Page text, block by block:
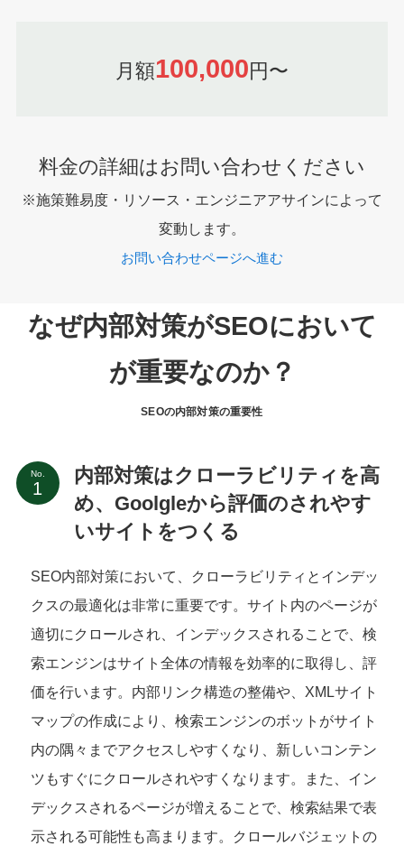
月額100,000 円〜
料金の詳細はお問い合わせください
※施策難易度・リソース・エンジニアアサインによって
変動します。
お問い合わせページへ進む
なぜ内部対策がSEOにおいて
が重要なのか？
SEOの内部対策の重要性
No.
内部対策はクローラビリティを高
め、Goolgleから評価のされやす
いサイトをつくる
SEO内部対策において、クローラビリティとインデッ
クスの最適化は非常に重要です。サイト内のページが
適切にクロールされ、インデックスされることで、検
索エンジンはサイト全体の情報を効率的に取得し、評
価を行います。内部リンク構造の整備や、XMLサイト
マップの作成により、検索エンジンのボットがサイト
内の隅々までアクセスしやすくなり、新しいコンテン
ツもすぐにクロールされやすくなります。また、イン
デックスされるページが増えることで、検索結果で表
示される可能性も高まります。クロールバジェットの